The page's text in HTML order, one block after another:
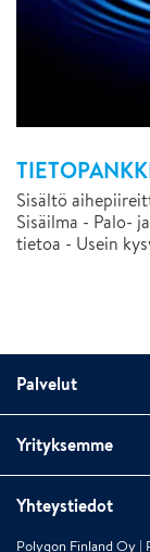
Sisältö
Sisäilma - Palo-
tietoa - Usein
Palvelut
Yrityksemme
Yhteystiedot
Polygon Finland Oy |